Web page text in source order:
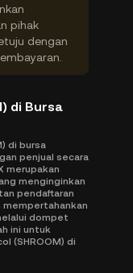
pihak
dengan
di Bursa
di bursa
penjual secara
merupakan
menginginkan
pendaftaran
dompet
ini untuk
(SHROOM) di